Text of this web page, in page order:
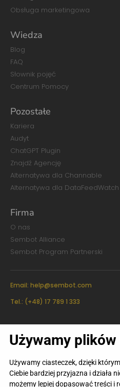
Używamy
Używamy ciasteczek, dzięki
Ciebie bardziej przyjazna i działa
możemy lepiej dopasować treści i
Obsługa marketingowa
Wiedza
Blog
FAQ
Słownik pojęć
Centrum Pomocy
Pozostałe
Kariera
Audyt
ChatGPT Plugin
Znajdź Agencję
Alternatywa dla Channable
Alternatywa dla DataFeedWatch
Firma
O nas
Sembot Alliance
Sembot Program Partnerski
Email: help@sembot.com
Tel.: (+48) 17 789 1 333
ul. Juliusza Słowackiego 24/1101,
35-060 Rzeszów
REGON 383103542
NIP 8133810819
Regulamin